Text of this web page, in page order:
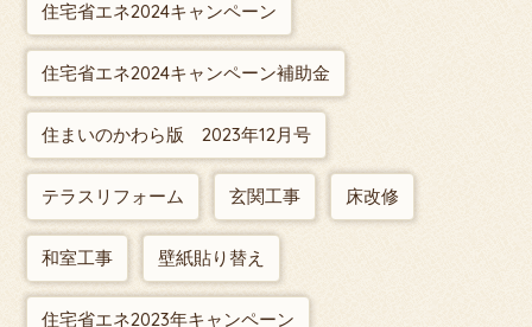
住宅省エネ2024キャンペーン
住宅省エネ2024キャンペーン補助金
住まいのかわら版 2023年12月号
テラスリフォーム 玄関工事 床改修
和室工事 壁紙貼り替え
住宅省エネ2023年キャンペーン